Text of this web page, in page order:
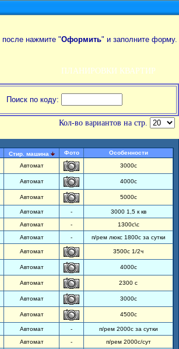
после нажмите "Оформить" и заполните форму.
ПЛАНИРОВКИ КВАРТИР
Поиск по коду:
Кол-во вариантов на стр.
Стир. машина Фото
Особенности
Автомат 3000с
Автомат 4000с
Автомат 5000с
Автомат -
3000 1,5 к кв
Автомат -
1300с\с
Автомат - п/рем люкс 1800с за сутки
Автомат 3500с 1/2ч
Автомат 4000с
Автомат 2300 с
Автомат 3000с
Автомат 4500с
Автомат -
п/рем 2000с за сутки
Автомат - п/рем 2000с/сут